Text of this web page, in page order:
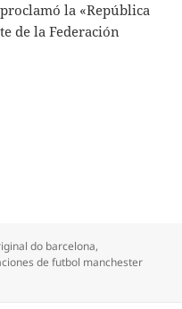
proclamó la «República
de la Federación
do barcelona,
de futbol manchester